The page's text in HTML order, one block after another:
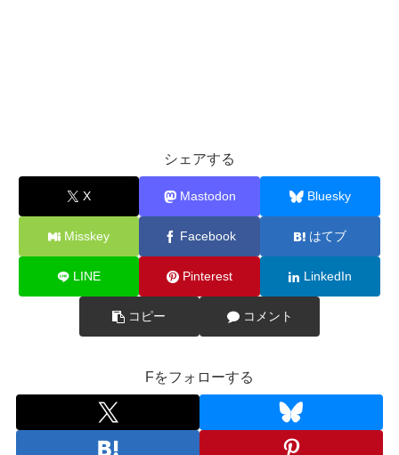
シェアする
X Mastodon Bluesky
Misskey Facebook はてブ
LINE Pinterest LinkedIn
コピー コメント
Fをフォローする